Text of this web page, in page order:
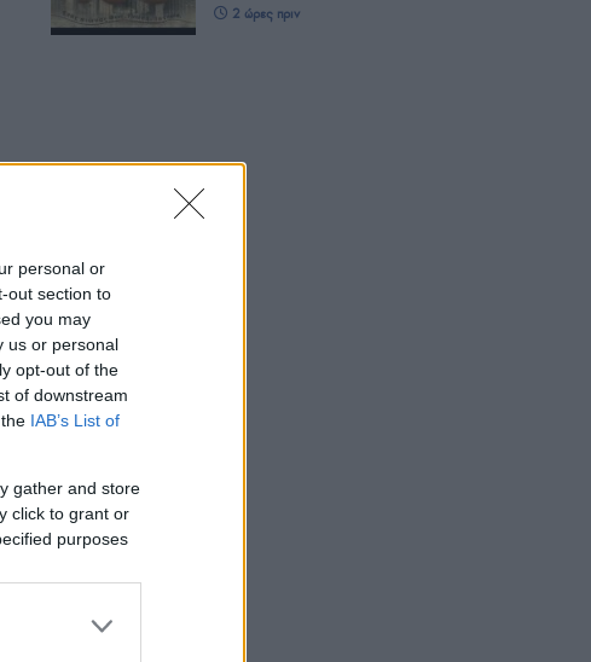
personal or
out section to
you may
us or personal
opt-out of the
of downstream
IAB’s List of
gather and store
click to grant or
purposes
2 ώρες πριν